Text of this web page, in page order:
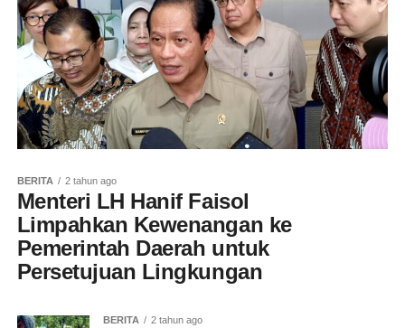
BERITA 2 tahun ago
Menteri LH Hanif Faisol
Limpahkan Kewenangan ke
Pemerintah Daerah untuk
Persetujuan Lingkungan
BERITA 2 tahun ago